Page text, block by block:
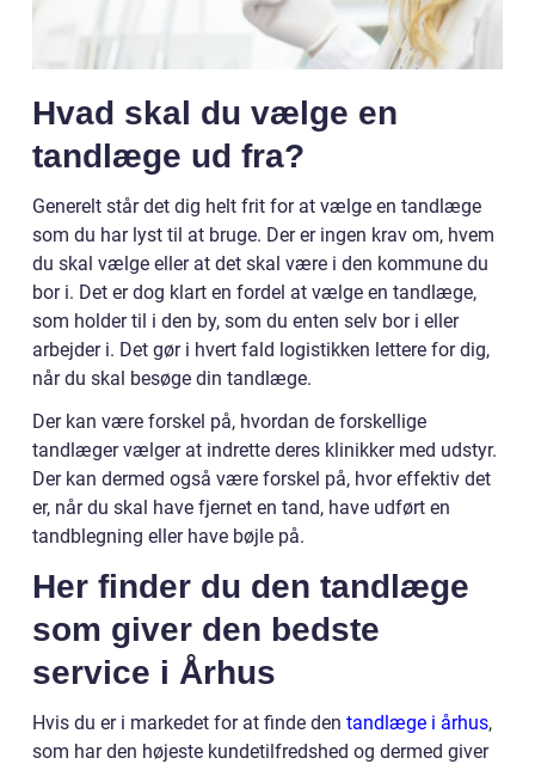
Hvad skal du vælge en
tandlæge ud fra?
Generelt står det dig helt frit for at vælge en tandlæge
som du har lyst til at bruge. Der er ingen krav om, hvem
du skal vælge eller at det skal være i den kommune du
bor i. Det er dog klart en fordel at vælge en tandlæge,
som holder til i den by, som du enten selv bor i eller
arbejder i. Det gør i hvert fald logistikken lettere for dig,
når du skal besøge din tandlæge.
Der kan være forskel på, hvordan de forskellige
tandlæger vælger at indrette deres klinikker med udstyr.
Der kan dermed også være forskel på, hvor effektiv det
er, når du skal have fjernet en tand, have udført en
tandblegning eller have bøjle på.
Her finder du den tandlæge
som giver den bedste
service i Århus
Hvis du er i markedet for at finde den tandlæge i århus,
som har den højeste kundetilfredshed og dermed giver